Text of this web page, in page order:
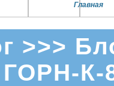
Главная
>>>
ГОРН-К-